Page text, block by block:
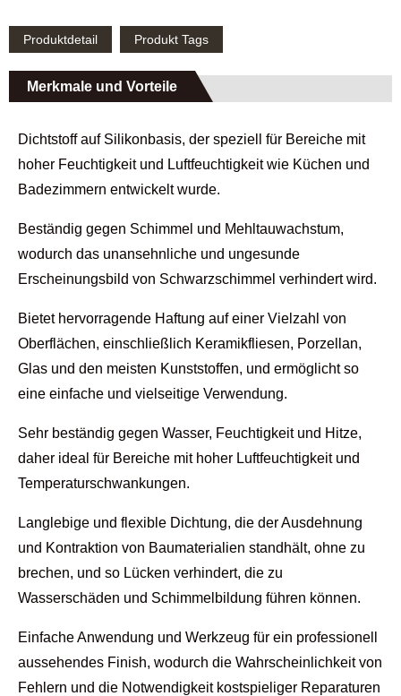
Produktdetail Produkt Tags
Merkmale und Vorteile
Dichtstoff auf Silikonbasis, der speziell für Bereiche mit
hoher Feuchtigkeit und Luftfeuchtigkeit wie Küchen und
Badezimmern entwickelt wurde.
Beständig gegen Schimmel und Mehltauwachstum,
wodurch das unansehnliche und ungesunde
Erscheinungsbild von Schwarzschimmel verhindert wird.
Bietet hervorragende Haftung auf einer Vielzahl von
Oberflächen, einschließlich Keramikfliesen, Porzellan,
Glas und den meisten Kunststoffen, und ermöglicht so
eine einfache und vielseitige Verwendung.
Sehr beständig gegen Wasser, Feuchtigkeit und Hitze,
daher ideal für Bereiche mit hoher Luftfeuchtigkeit und
Temperaturschwankungen.
Langlebige und flexible Dichtung, die der Ausdehnung
und Kontraktion von Baumaterialien standhält, ohne zu
brechen, und so Lücken verhindert, die zu
Wasserschäden und Schimmelbildung führen können.
Einfache Anwendung und Werkzeug für ein professionell
aussehendes Finish, wodurch die Wahrscheinlichkeit von
Fehlern und die Notwendigkeit kostspieliger Reparaturen